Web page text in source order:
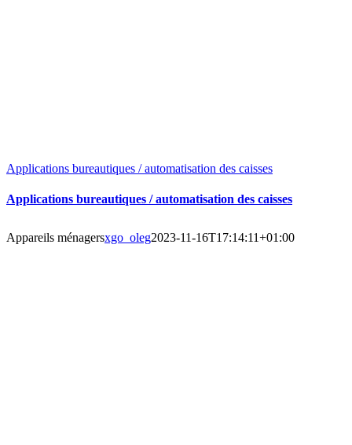
Applications bureautiques / automatisation des caisses
Applications bureautiques / automatisation des caisses
Appareils ménagersxgo_oleg2023-11-16T17:14:11+01:00